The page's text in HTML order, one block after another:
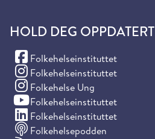
HOLD DEG OPPDATERT
Folkehelseinstituttet
(Facebook)
Folkehelseinstituttet
(Instagram)
Folkehelse Ung
(Instagram)
Folkehelseinstituttet
(YouTube)
Folkehelseinstituttet
(LinkedIn)
Folkehelsepodden